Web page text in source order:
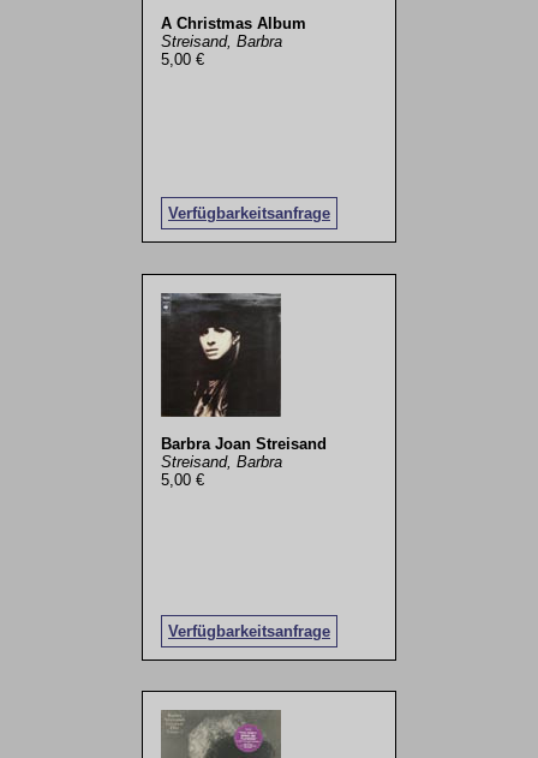
A Christmas Album
Streisand, Barbra
5,00 €
Verfügbarkeitsanfrage
Barbra Joan Streisand
Streisand, Barbra
5,00 €
Verfügbarkeitsanfrage